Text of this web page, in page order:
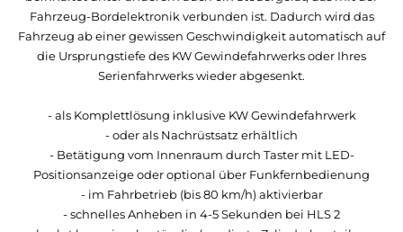
Fahrzeug-Bordelektronik verbunden ist. Dadurch wird das
Fahrzeug ab einer gewissen Geschwindigkeit automatisch auf
die Ursprungstiefe des KW Gewindefahrwerks oder Ihres
Serienfahrwerks wieder abgesenkt.
- als Komplettlösung inklusive KW Gewindefahrwerk
- oder als Nachrüstsatz erhältlich
- Betätigung vom Innenraum durch Taster mit LED-
Positionsanzeige oder optional über Funkfernbedienung
- im Fahrbetrieb (bis 80 km/h) aktivierbar
- schnelles Anheben in 4-5 Sekunden bei HLS 2